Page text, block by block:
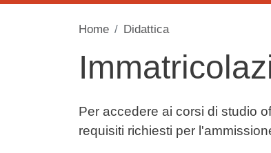
Home Didattica
Contenuto
Per accedere ai corsi di studio
requisiti richiesti per